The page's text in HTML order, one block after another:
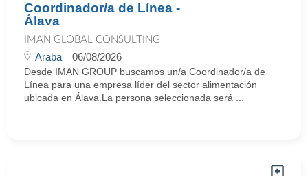
Coordinador/a de Línea -
Álava
IMAN GLOBAL CONSULTING
Araba 06/08/2026
Desde IMAN GROUP buscamos un/a Coordinador/a de
Línea para una empresa líder del sector alimentación
ubicada en Álava.La persona seleccionada será ...